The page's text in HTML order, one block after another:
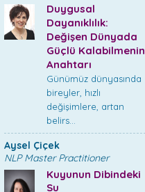
Duygusal
Dayanıklılık:
Değişen Dünyada
Güçlü Kalabilmenin
Anahtarı
Günümüz dünyasında
bireyler, hızlı
değişimlere, artan
belirs...
Aysel Çiçek
NLP Master Practitioner
Kuyunun Dibindeki
Su